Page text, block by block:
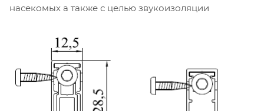
насекомых а также с целью звукоизоляции